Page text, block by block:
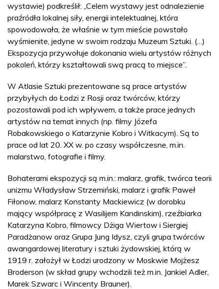
wystawie) podkreślił: „Celem wystawy jest odnalezienie
praźródła lokalnej siły, energii intelektualnej, która
spowodowała, że właśnie w tym mieście powstało
wyśmienite, jedyne w swoim rodzaju Muzeum Sztuki. (…)
Ekspozycja przywołuje dokonania wielu artystów różnych
pokoleń, którzy kształtowali swą pracą to miejsce”.
W Atlasie Sztuki prezentowane są prace artystów
przybyłych do Łodzi z Rosji oraz twórców, którzy
pozostawali pod ich wpływem, a także prace jednych
artystów na temat innych (np. filmy Józefa
Robakowskiego o Katarzynie Kobro i Witkacym). Są to
prace od lat 20. XX w. po czasy współczesne, m.in.
malarstwo, fotografie i filmy.
Bohaterami ekspozycji są m.in.: malarz, grafik, twórca teorii
unizmu Władysław Strzemiński, malarz i grafik Paweł
Fiłonow, malarz Konstanty Mackiewicz (w dorobku
mający współpracę z Wasilijem Kandinskim), rzeźbiarka
Katarzyna Kobro, filmowcy Dżiga Wiertow i Siergiej
Paradżanow oraz Grupa Jung Idysz, czyli grupa twórców
awangardowej literatury i sztuki żydowskiej, którą w
1919 r. założył w Łodzi urodzony w Moskwie Mojżesz
Broderson (w skład grupy wchodzili też m.in. Jankiel Adler,
Marek Szwarc i Wincenty Brauner).